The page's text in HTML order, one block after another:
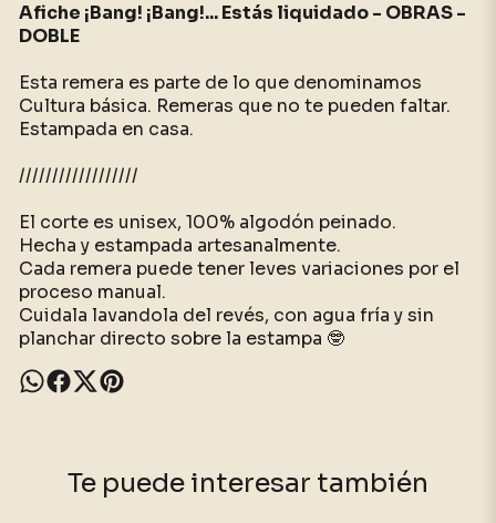
Afiche ¡Bang! ¡Bang!... Estás liquidado - OBRAS -
DOBLE
Esta remera es parte de lo que denominamos
Cultura básica. Remeras que no te pueden faltar.
Estampada en casa.
//////////////////
El corte es unisex, 100% algodón peinado.
Hecha y estampada artesanalmente.
Cada remera puede tener leves variaciones por el
proceso manual.
Cuidala lavandola del revés, con agua fría y sin
planchar directo sobre la estampa 🤓
Te puede interesar también